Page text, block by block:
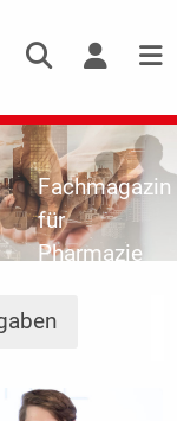
Fachmagazin
für
Pharmazie